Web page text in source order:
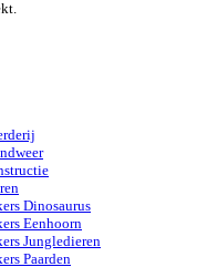
Dinosaurus
Eenhoorn
Jungledieren
Paarden